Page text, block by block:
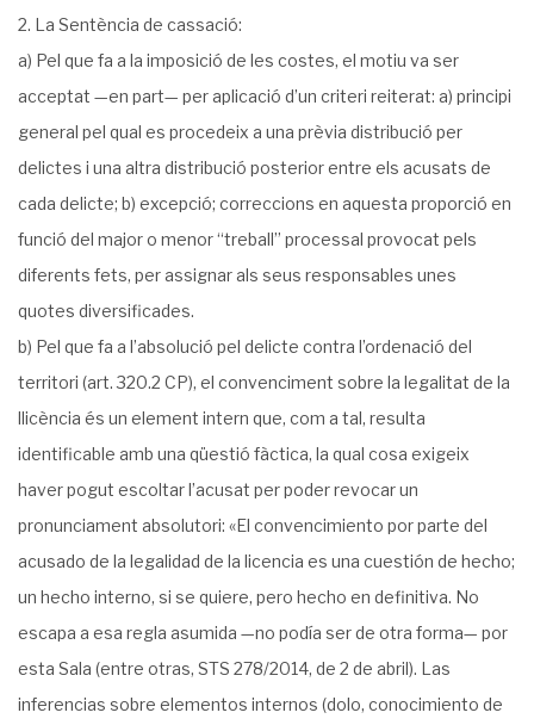
2. La Sentència de cassació:
a) Pel que fa a la imposició de les costes, el motiu va ser
acceptat —en part— per aplicació d’un criteri reiterat: a) principi
general pel qual es procedeix a una prèvia distribució per
delictes i una altra distribució posterior entre els acusats de
cada delicte; b) excepció; correccions en aquesta proporció en
funció del major o menor “treball” processal provocat pels
diferents fets, per assignar als seus responsables unes
quotes diversificades.
b) Pel que fa a l’absolució pel delicte contra l’ordenació del
territori (art. 320.2 CP), el convenciment sobre la legalitat de la
llicència és un element intern que, com a tal, resulta
identificable amb una qüestió fàctica, la qual cosa exigeix
haver pogut escoltar l’acusat per poder revocar un
pronunciament absolutori: «El convencimiento por parte del
acusado de la legalidad de la licencia es una cuestión de hecho;
un hecho interno, si se quiere, pero hecho en definitiva. No
escapa a esa regla asumida —no podía ser de otra forma— por
esta Sala (entre otras, STS 278/2014, de 2 de abril). Las
inferencias sobre elementos internos (dolo, conocimiento de